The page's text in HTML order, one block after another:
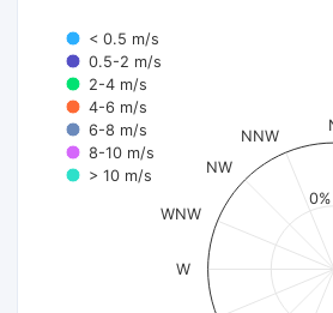
< 0.5 m/s
0.5-2 m/s
2-4 m/s
4-6 m/s
6-8 m/s
8-10 m/s
> 10 m/s
W
WNW
NW
NNW
0%